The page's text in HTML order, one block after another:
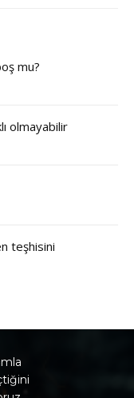
mu?
olmayabilir
teşhisini